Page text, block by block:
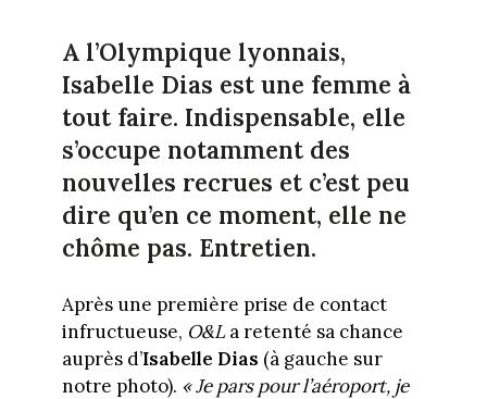
A l’Olympique lyonnais,
Isabelle Dias est une femme à
tout faire. Indispensable, elle
s’occupe notamment des
nouvelles recrues et c’est peu
dire qu’en ce moment, elle ne
chôme pas. Entretien.
Après une première prise de contact
infructueuse, O&La retenté sa chance
auprès d’Isabelle Dias (à gauche sur
notre photo). « Je pars pour l’aéroport, je